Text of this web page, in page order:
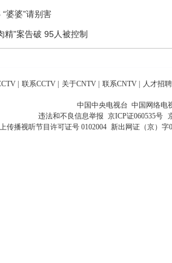
婆婆”请别害
精”案告破 95人被控制
| 联系CCTV | 关于CNTV | 联系CNTV | 人才招聘
中国中央电视台 中国网络电
违法和不良信息举报 京ICP证060535号
传播视听节目许可证号 0102004 新出网证（京）